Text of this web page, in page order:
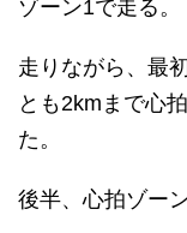
ゾーン1で走る。
走りながら、最
とも2kmまで心
た。
後半、心拍ゾー